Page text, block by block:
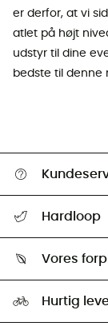
er derfor, at vi
atlet på højt
udstyr til dine
bedste til denne
Returnering &
Hardloop
Our ambassadors
Vores
Hurtig